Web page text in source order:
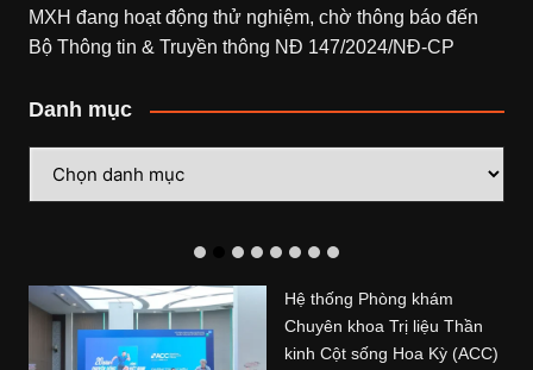
MXH đang hoạt động thử nghiệm, chờ thông báo đến
Bộ Thông tin & Truyền thông NĐ 147/2024/NĐ-CP
Danh mục
mục
Hệ thống Phòng khám
Chuyên khoa Trị liệu Thần
kinh Cột sống Hoa Kỳ (ACC)